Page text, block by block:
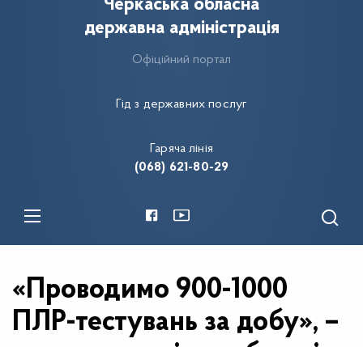
Гід з державних послуг
Черкаська обласна
державна адміністрація
Офіційний портал
Гаряча лінія
(068) 621-80-29
«Проводимо 900-1000
ПЛР-тестувань за добу», –